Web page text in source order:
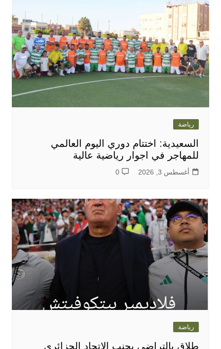
رياضة
السعيدية: اختتام دوري اليوم العالمي
للمهاجر في اجوار رياضية عالية
أغسطس 3, 2026 0
رياضة
طلاق بالتراضي يجنب الاتحاد الجزائري